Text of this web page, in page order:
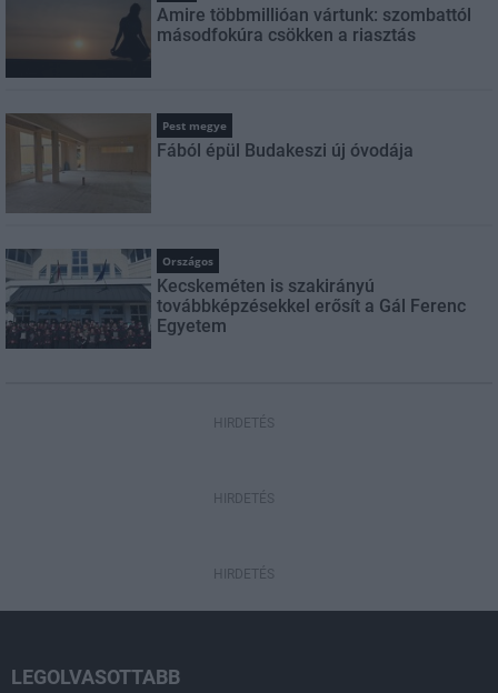
Amire többmillióan vártunk: szombattól
másodfokúra csökken a riasztás
Pest megye
Fából épül Budakeszi új óvodája
Országos
Kecskeméten is szakirányú
továbbképzésekkel erősít a Gál Ferenc
Egyetem
HIRDETÉS
HIRDETÉS
HIRDETÉS
LEGOLVASOTTABB